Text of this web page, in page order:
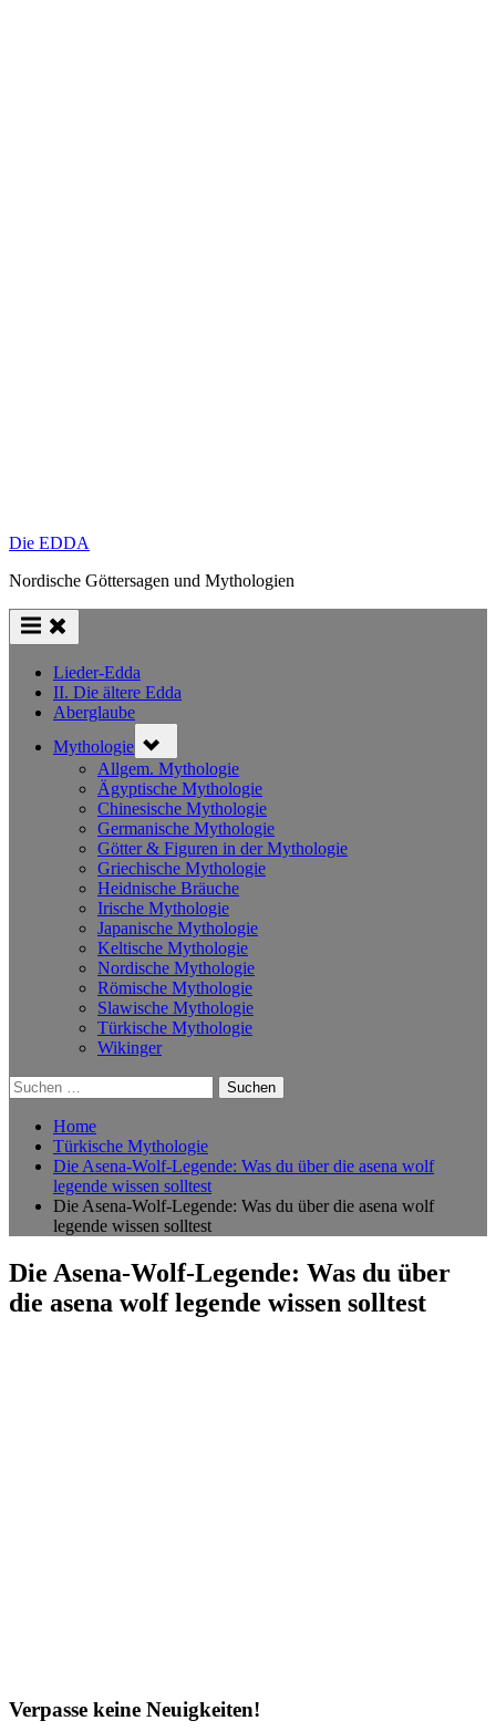
Die EDDA
Nordische Göttersagen und Mythologien
Lieder-Edda
II. Die ältere Edda
Aberglaube
Mythologie sub-
menu
Allgem. Mythologie
Ägyptische Mythologie
Chinesische Mythologie
Germanische Mythologie
Götter & Figuren in der Mythologie
Griechische Mythologie
Heidnische Bräuche
Irische Mythologie
Japanische Mythologie
Keltische Mythologie
Nordische Mythologie
Römische Mythologie
Slawische Mythologie
Türkische Mythologie
Wikinger
Suchen
nach:
Home
Türkische Mythologie
Die Asena-Wolf-Legende: Was du über die asena wolf
legende wissen solltest
Die Asena-Wolf-Legende: Was du über die asena wolf
legende wissen solltest
Die Asena-Wolf-Legende: Was du über
die asena wolf legende wissen solltest
Verpasse keine Neuigkeiten!